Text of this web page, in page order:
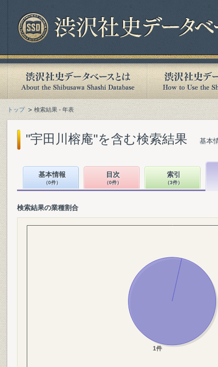
トップ 検索結果 - 年表
"宇田川榕庵"を含む検索結果 基本
基本情報
（0件）
目次
（0件）
索引
（3件）
検索結果の業種割合